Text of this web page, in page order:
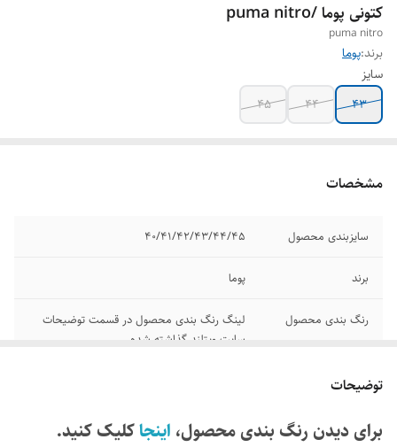
کتونی پوما /puma nitro
puma nitro
برند:پوما
سایز
43
44
45
مشخصات
سایزبندی محصول 40/41/42/43/44/45
برند پوما
رنگ بندی محصول
لینگ رنگ بندی محصول در قسمت توضیحات
سایت ویتلند گذاشته شده
مدل
کیفیت مسترکوالیتی
توضیحات
برای دیدن رنگ بندی محصول، اینجاکلیک کنید.